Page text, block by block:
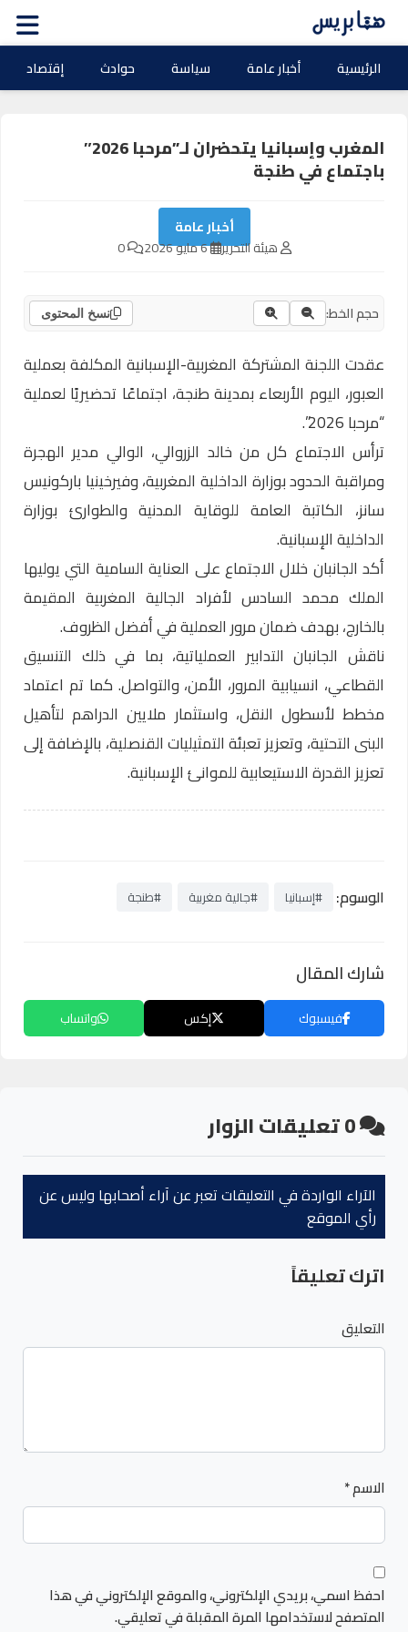
الرئيسية أخبار عامة سياسة حوادث إقتصاد
المغرب وإسبانيا يتحضران لـ”مرحبا 2026″
باجتماع في طنجة
أخبار عامة
هيئة التحرير 6 مايو 2026 0
حجم الخط: نسخ المحتوى
عقدت اللجنة المشتركة المغربية-الإسبانية المكلفة بعملية
العبور، اليوم الأربعاء بمدينة طنجة، اجتماعًا تحضيريًا لعملية
“مرحبا 2026”.
ترأس الاجتماع كل من خالد الزروالي، الوالي مدير الهجرة
ومراقبة الحدود بوزارة الداخلية المغربية، وفيرخينيا باركونيس
سانز، الكاتبة العامة للوقاية المدنية والطوارئ بوزارة
الداخلية الإسبانية.
أكد الجانبان خلال الاجتماع على العناية السامية التي يوليها
الملك محمد السادس لأفراد الجالية المغربية المقيمة
بالخارج، بهدف ضمان مرور العملية في أفضل الظروف.
ناقش الجانبان التدابير العملياتية، بما في ذلك التنسيق
القطاعي، انسيابية المرور، الأمن، والتواصل. كما تم اعتماد
مخطط لأسطول النقل، واستثمار ملايين الدراهم لتأهيل
البنى التحتية، وتعزيز تعبئة التمثيليات القنصلية، بالإضافة إلى
تعزيز القدرة الاستيعابية للموانئ الإسبانية.
الوسوم: #إسبانيا #جالية مغربية #طنجة
شارك المقال
فيسبوك إكس واتساب
0تعليقات الزوار
الآراء الواردة في التعليقات تعبر عن آراء أصحابها وليس عن
رأي الموقع
اترك تعليقاً
التعليق
الاسم*
احفظ اسمي، بريدي الإلكتروني، والموقع الإلكتروني في هذا
المتصفح لاستخدامها المرة المقبلة في تعليقي.